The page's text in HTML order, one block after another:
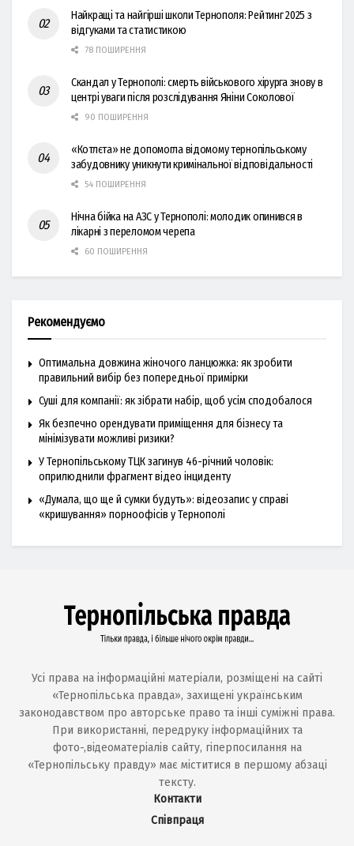
Найкращі та найгірші школи Тернополя: Рейтинг 2025 з
відгуками та статистикою
78 ПОШИРЕННЯ
Скандал у Тернополі: смерть військового хірурга знову в
центрі уваги після розслідування Яніни Соколової
90 ПОШИРЕННЯ
«Котлєта» не допомогла відомому тернопільському
забудовнику уникнути кримінальної відповідальності
54 ПОШИРЕННЯ
Нічна бійка на АЗС у Тернополі: молодик опинився в
лікарні з переломом черепа
60 ПОШИРЕННЯ
Рекомендуємо
Оптимальна довжина жіночого ланцюжка: як зробити
правильний вибір без попередньої примірки
Суші для компанії: як зібрати набір, щоб усім сподобалося
Як безпечно орендувати приміщення для бізнесу та
мінімізувати можливі ризики?
У Тернопільському ТЦК загинув 46-річний чоловік:
оприлюднили фрагмент відео інциденту
«Думала, що ще й сумки будуть»: відеозапис у справі
«кришування» порноофісів у Тернополі
Усі права на інформаційні матеріали, розміщені на сайті
«Тернопільська правда», захищені українським
законодавством про авторське право та інші суміжні права.
При використанні, передруку інформаційних та
фото-,відеоматеріалів сайту, гіперпосилання на
«Тернопільську правду» має міститися в першому абзаці
тексту.
Контакти
Співпраця